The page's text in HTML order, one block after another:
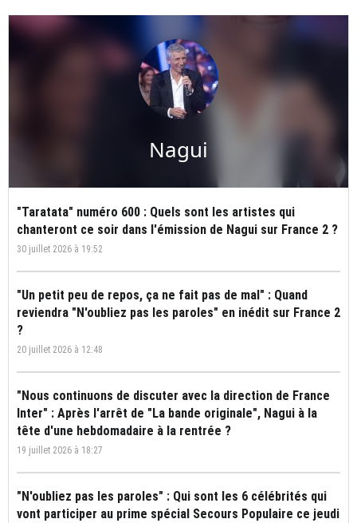
Nagui
"Taratata" numéro 600 : Quels sont les artistes qui
chanteront ce soir dans l'émission de Nagui sur France 2 ?
30 juillet 2026 à 19:52
"Un petit peu de repos, ça ne fait pas de mal" : Quand
reviendra "N'oubliez pas les paroles" en inédit sur France 2
?
20 juillet 2026 à 12:48
"Nous continuons de discuter avec la direction de France
Inter" : Après l'arrêt de "La bande originale", Nagui à la
tête d'une hebdomadaire à la rentrée ?
19 juillet 2026 à 18:27
"N'oubliez pas les paroles" : Qui sont les 6 célébrités qui
vont participer au prime spécial Secours Populaire ce jeudi